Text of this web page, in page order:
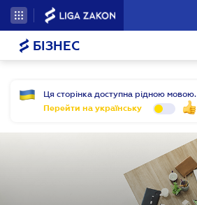
БІЗНЕС
Ця сторінка доступна рідною мовою.
Перейти на українську